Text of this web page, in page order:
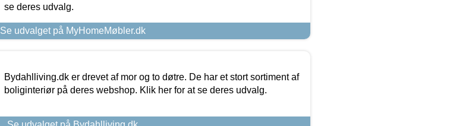
se deres udvalg.
Se udvalget på MyHomeMøbler.dk
Bydahlliving.dk er drevet af mor og to døtre. De har et stort sortiment af
boliginteriør på deres webshop. Klik her for at se deres udvalg.